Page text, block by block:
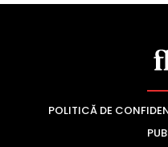
POLITICĂ DE